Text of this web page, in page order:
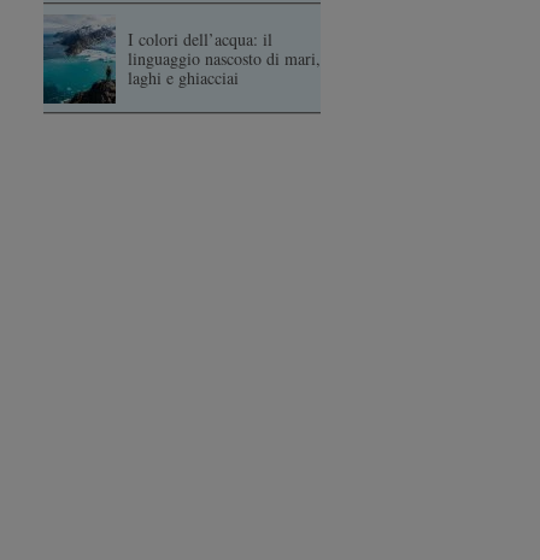
I colori dell’acqua: il
linguaggio nascosto di mari,
laghi e ghiacciai